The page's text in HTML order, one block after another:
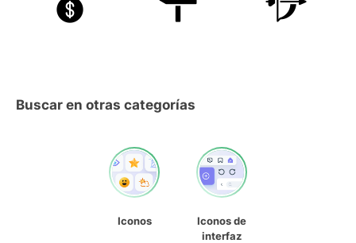
Buscar en otras categorías
Iconos
Iconos de
interfaz